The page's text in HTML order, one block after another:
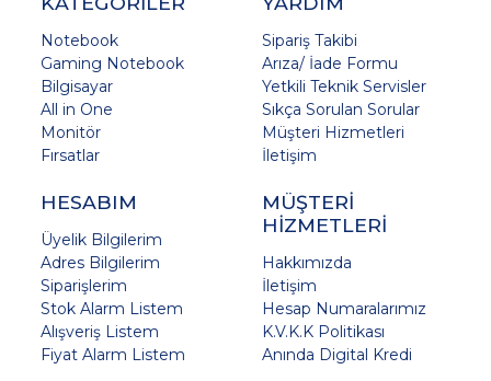
Notebook
Gaming Notebook
Bilgisayar
All in One
Monitör
Fırsatlar
Sipariş Takibi
Arıza/ İade Formu
Yetkili Teknik Servisler
Sıkça Sorulan Sorular
Müşteri Hizmetleri
İletişim
HESABIM
Üyelik Bilgilerim
Adres Bilgilerim
Siparişlerim
Stok Alarm Listem
Alışveriş Listem
Fiyat Alarm Listem
MÜŞTERİ
HİZMETLERİ
Hakkımızda
İletişim
Hesap Numaralarımız
K.V.K.K Politikası
Anında Digital Kredi